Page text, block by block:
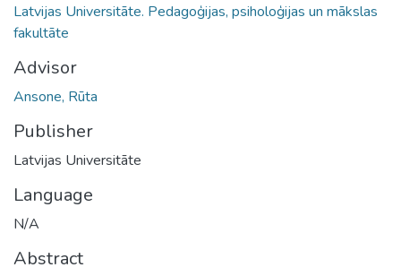
Latvijas Universitāte. Pedagoģijas, psiholoģijas un mākslas
fakultāte
Advisor
Ansone, Rūta
Publisher
Latvijas Universitāte
Language
N/A
Abstract